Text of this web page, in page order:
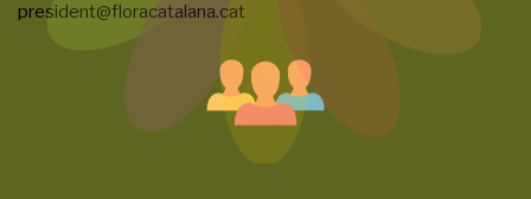
president@floracatalana.cat